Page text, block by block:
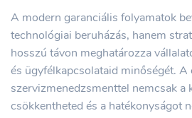
A modern garanciális folyamatok
technológiai beruházás, hanem
hosszú távon meghatározza
és ügyfélkapcsolataid minőségét. A
szervizmenedzsmenttel nemcsak a
csökkentheted és a hatékonyságot